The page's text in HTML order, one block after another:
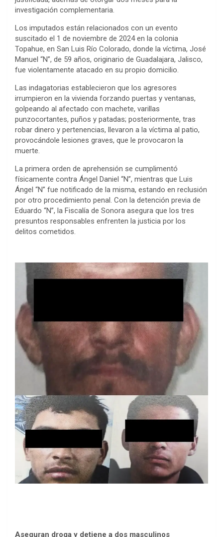
investigación complementaria.
Los imputados están relacionados con un evento
suscitado el 1 de noviembre de 2024 en la colonia
Topahue, en San Luis Río Colorado, donde la víctima, José
Manuel “N”, de 59 años, originario de Guadalajara, Jalisco,
fue violentamente atacado en su propio domicilio.
Las indagatorias establecieron que los agresores
irrumpieron en la vivienda forzando puertas y ventanas,
golpeando al afectado con machete, varillas
punzocortantes, puños y patadas; posteriormente, tras
robar dinero y pertenencias, llevaron a la víctima al patio,
provocándole lesiones graves, que le provocaron la
muerte.
La primera orden de aprehensión se cumplimentó
físicamente contra Ángel Daniel “N”, mientras que Luis
Ángel “N” fue notificado de la misma, estando en reclusión
por otro procedimiento penal. Con la detención previa de
Eduardo “N”, la Fiscalía de Sonora asegura que los tres
presuntos responsables enfrenten la justicia por los
delitos cometidos.
Aseguran droga y detiene a dos masculinos